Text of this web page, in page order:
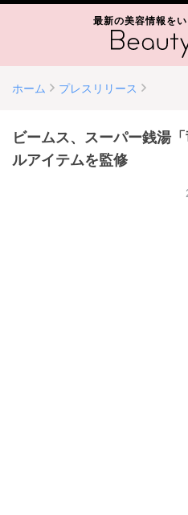
最新の美容情報を
ホーム プレスリリース
ビームス、スーパー銭湯
ルアイテムを監修